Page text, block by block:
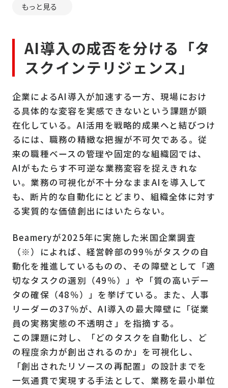
もっと見る
AI導入の成否を分ける「タ
スクインテリジェンス」
企業によるAI導入が加速する一方、現場におけ
る具体的な変容を実感できないという課題が顕
在化している。AI活用を戦略的成果へと結びつけ
るには、職務の精緻な把握が不可欠である。従
来の職種ベースの管理や固定的な組織図では、
AIがもたらす不可逆な業務変容を捉えきれな
い。業務の可視化が不十分なままAIを導入して
も、断片的な自動化にとどまり、組織全体に対す
る実質的な価値創出にはいたらない。
Beameryが2025年に実施した米国企業調査
（※）によれば、経営幹部の99％がタスクの自
動化を推進しているものの、その障壁として「適
切なタスクの選別（49％）」や「質の高いデー
タの確保（48％）」を挙げている。また、人事
リーダーの37％が、AI導入の最大障壁に「従業
員の実務実態の不透明さ」を指摘する。
この課題に対し、「どのタスクを自動化し、ど
の程度余力が創出されるのか」を可視化し、
「創出されたリソースの再配置」の設計までを
一気通貫で実現する手法として、業務を最小単位